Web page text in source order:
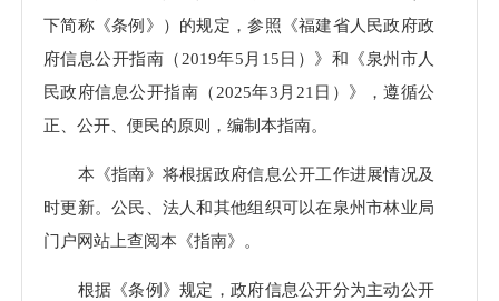
下简称《条例》）的规定，参照《福建省人民政府政
府信息公开指南（2019年5月15日）》和《泉州市人
民政府信息公开指南（2025年3月21日）》，遵循公
正、公开、便民的原则，编制本指南。
本《指南》将根据政府信息公开工作进展情况及
时更新。公民、法人和其他组织可以在泉州市林业局
门户网站上查阅本《指南》。
根据《条例》规定，政府信息公开分为主动公开